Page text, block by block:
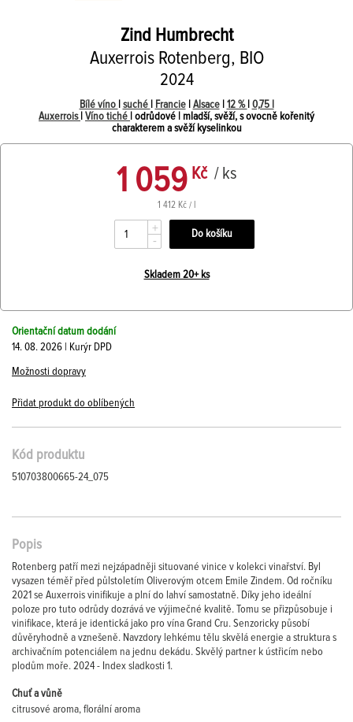
Zind Humbrecht
Auxerrois Rotenberg, BIO
2024
Bílé víno suché Francie| Alsace| 12 % 0,75 l
Auxerrois Víno tiché
| odrůdové | mladší, svěží, s ovocně kořenitý
charakterem a svěží kyselinkou
1 059Kč / ks
1 412 Kč / l
+
-
Skladem 20+ ks
Orientační datum dodání
14. 08. 2026 | Kurýr DPD
Možnosti dopravy
Přidat produkt do oblíbených
Kód produktu
510703800665-24_075
Popis
Rotenberg patří mezi nejzápadněji situované vinice v kolekci vinařství. Byl
vysazen téměř před půlstoletím Oliverovým otcem Emile Zindem. Od ročníku
2021 se Auxerrois vinifikuje a plní do lahví samostatně. Díky jeho ideální
poloze pro tuto odrůdy dozrává ve výjimečné kvalitě. Tomu se přizpůsobuje i
vinifikace, která je identická jako pro vína Grand Cru. Senzoricky působí
důvěryhodně a vznešeně. Navzdory lehkému tělu skvělá energie a struktura s
archivačním potenciálem na jednu dekádu. Skvělý partner k ústřicím nebo
plodům moře. 2024 - Index sladkosti 1.
Chuť a vůně
citrusové aroma, florální aroma